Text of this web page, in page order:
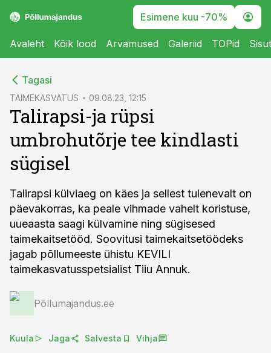
Esimene kuu -70%
Avaleht Kõik lood Arvamused Galeriid TOPid
Tagasi
TAIMEKASVATUS 09.08.23, 12:15
Talirapsi-ja rüpsi
umbrohutõrje tee kindlasti
sügisel
Talirapsi külviaeg on käes ja sellest tulenevalt on
päevakorras, ka peale vihmade vahelt koristuse,
uueaasta saagi külvamine ning sügisesed
taimekaitsetööd. Soovitusi taimekaitsetöödeks
jagab põllumeeste ühistu KEVILI
taimekasvatusspetsialist Tiiu Annuk.
Põllumajandus.ee
Kuula Jaga Salvesta Vihja